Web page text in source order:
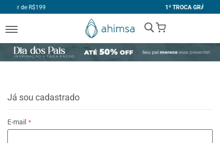
1ª TROCA GRÁTIS
My Cart
Já sou cadastrado
E-mail